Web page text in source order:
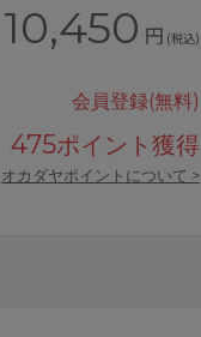
10,450 円 (税込)
会員登録(無料)
475ポイント獲得
オカダヤポイントについて >